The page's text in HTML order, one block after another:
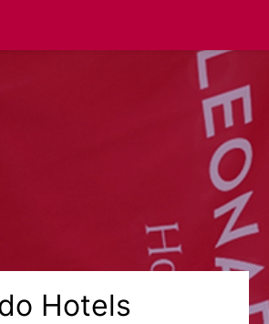
Hotels